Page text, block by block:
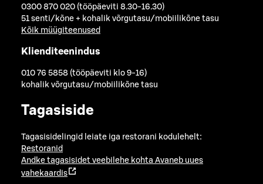
0300 870 020 (tööpäeviti 8.30-16.30)
51 senti/kõne + kohalik võrgutasu/mobiilikõne tasu
Kõik müügiteenused
Klienditeenindus
010 76 5858 (tööpäeviti klo 9-16)
kohalik võrgutasu/mobiilikõne tasu
Tagasiside
Tagasisidelingid leiate iga restorani kodulehelt:
Restoranid
Andke tagasisidet veebilehe kohta Avaneb uues
vahekaardis